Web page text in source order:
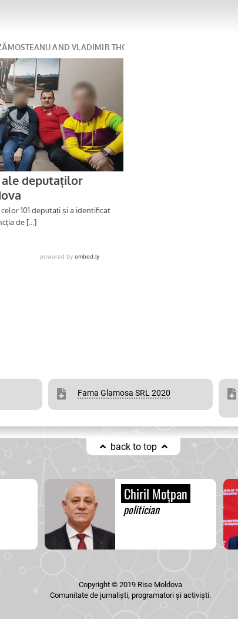
Fama Glamosa SRL 2020
back to top
Chiril Moțpan
politician
Copyright © 2019 Rise Moldova
Comunitate de jurnaliști, programatori și activiști.